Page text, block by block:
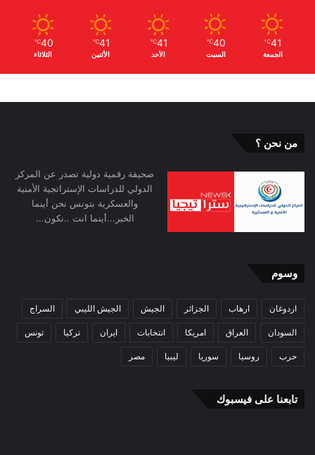
41
℃
الجمعة
40
℃
السبت
41
℃
الأحد
41
℃
الأثنين
40
℃
الثلاثاء
من نحن ؟
صحيفة رقمية دولية تصدر عن المركز
الدولي للدراسات الإستراتجية الأمنية
والعسكرية بتونس نحن أينما
الخبر...أينما انت ..نكون...
وسوم
اردوغان ارهاب الجزائر الجيش الجيش الليبي السراج
السودان العراق امريكا انتخابات ايران تركيا تونس
حرب روسيا سوريا ليبيا مصر
تابعنا على فيسبوك